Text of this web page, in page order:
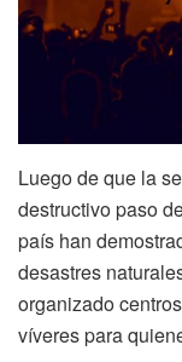
Luego de que la
destructivo paso
país han
desastres
organizado
víveres para